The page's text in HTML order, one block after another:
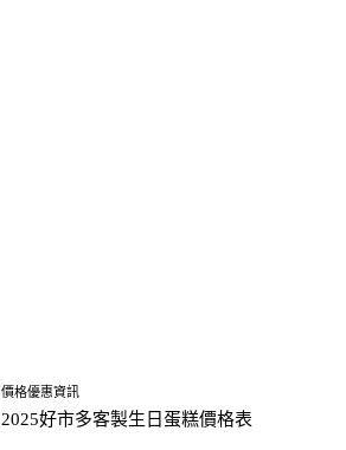
價格優惠資訊
2025好市多客製生日蛋糕價格表